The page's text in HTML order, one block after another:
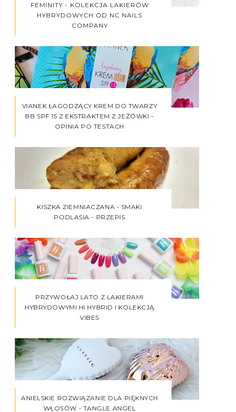
FEMINITY - KOLEKCJA LAKIERÓW
HYBRYDOWYCH OD NC NAILS
COMPANY
VIANEK ŁAGODZĄCY KREM DO TWARZY
BB SPF 15 Z EKSTRAKTEM Z JEŻÓWKI -
OPINIA PO TESTACH
KISZKA ZIEMNIACZANA - SMAKI
PODLASIA - PRZEPIS
PRZYWOŁAJ LATO Z LAKIERAMI
HYBRYDOWYMI HI HYBRID I KOLEKCJĄ
VIBES
ANIELSKIE ROZWIĄZANIE DLA PIĘKNYCH
WŁOSÓW - TANGLE ANGEL